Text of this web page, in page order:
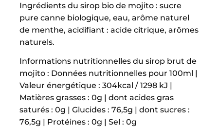
Ingrédients du sirop bio de mojito : sucre
pure canne biologique, eau, arôme naturel
de menthe, acidifiant : acide citrique, arômes
naturels.
Informations nutritionnelles du sirop brut de
mojito : Données nutritionnelles pour 100ml |
Valeur énergétique : 304kcal / 1298 kJ |
Matières grasses : 0g | dont acides gras
saturés : 0g | Glucides : 76,5g | dont sucres :
76,5g | Protéines : 0g | Sel : 0g